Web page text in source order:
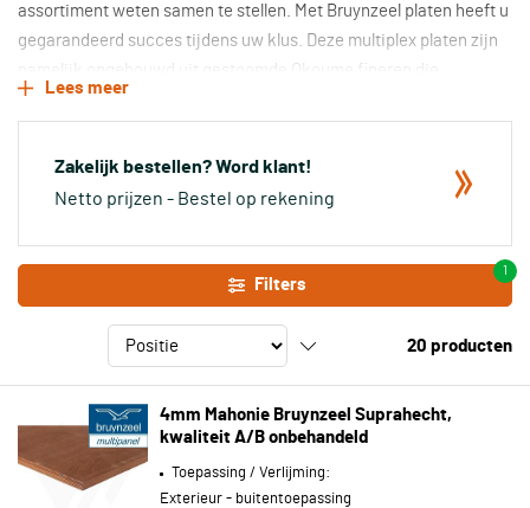
assortiment weten samen te stellen. Met Bruynzeel platen heeft u
gegarandeerd succes tijdens uw klus. Deze multiplex platen zijn
namelijk opgebouwd uit gestoomde Okoume fineren die
handmatig zijn geselecteerd. In de categorie Bruynzeel vindt u
platen is deze werkwijze toegepast. Uiteraard ligt de prijs van
deze platen een stukje duurder dan de ‘standaard’ multiplex
Lees meer
Zakelijk bestellen? Word klant!
Netto prijzen - Bestel op rekening
Filters
1
20 producten
4mm Mahonie Bruynzeel Suprahecht,
kwaliteit A/B onbehandeld
Toepassing / Verlijming:
Exterieur - buitentoepassing